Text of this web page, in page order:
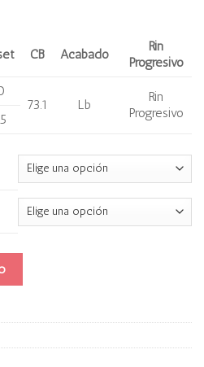
CB Acabado
Rin
Progresivo
73.1
Lb
Rin
Progresivo